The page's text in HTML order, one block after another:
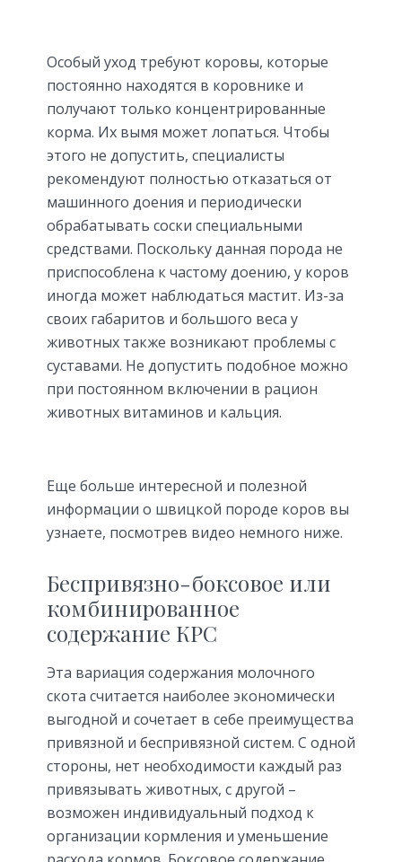
Особый уход требуют коровы, которые
постоянно находятся в коровнике и
получают только концентрированные
корма. Их вымя может лопаться. Чтобы
этого не допустить, специалисты
рекомендуют полностью отказаться от
машинного доения и периодически
обрабатывать соски специальными
средствами. Поскольку данная порода не
приспособлена к частому доению, у коров
иногда может наблюдаться мастит. Из-за
своих габаритов и большого веса у
животных также возникают проблемы с
суставами. Не допустить подобное можно
при постоянном включении в рацион
животных витаминов и кальция.
Еще больше интересной и полезной
информации о швицкой породе коров вы
узнаете, посмотрев видео немного ниже.
Беспривязно-боксовое или
комбинированное
содержание КРС
Эта вариация содержания молочного
скота считается наиболее экономически
выгодной и сочетает в себе преимущества
привязной и беспривязной систем. С одной
стороны, нет необходимости каждый раз
привязывать животных, с другой –
возможен индивидуальный подход к
организации кормления и уменьшение